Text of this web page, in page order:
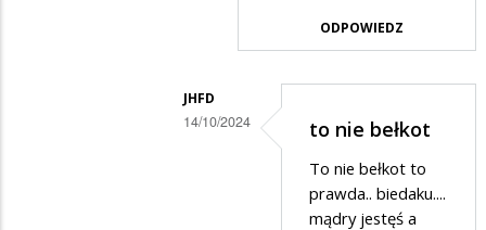
ODPOWIEDZ
JHFD
14/10/2024 to nie bełkot
To nie bełkot to
prawda.. biedaku....
mądry jestęś a